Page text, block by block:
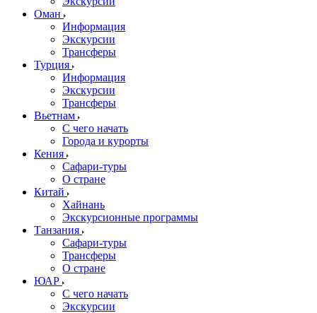
Оман
Информация
Экскурсии
Трансферы
Турция
Информация
Экскурсии
Трансферы
Вьетнам
С чего начать
Города и курорты
Кения
Сафари-туры
О стране
Китай
Хайнань
Экскурсионные программы
Танзания
Сафари-туры
Трансферы
О стране
ЮАР
С чего начать
Экскурсии